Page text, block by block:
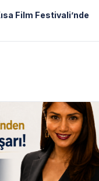
Film Festivali’nde